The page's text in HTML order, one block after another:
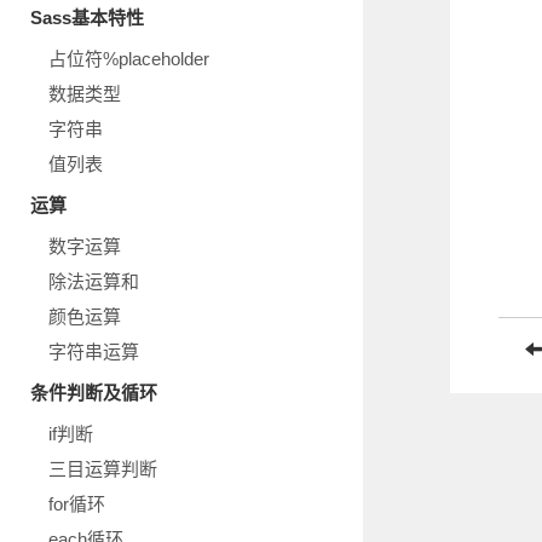
Sass基本特性
占位符%placeholder
数据类型
字符串
值列表
运算
数字运算
除法运算和
颜色运算
字符串运算
条件判断及循环
if判断
三目运算判断
for循环